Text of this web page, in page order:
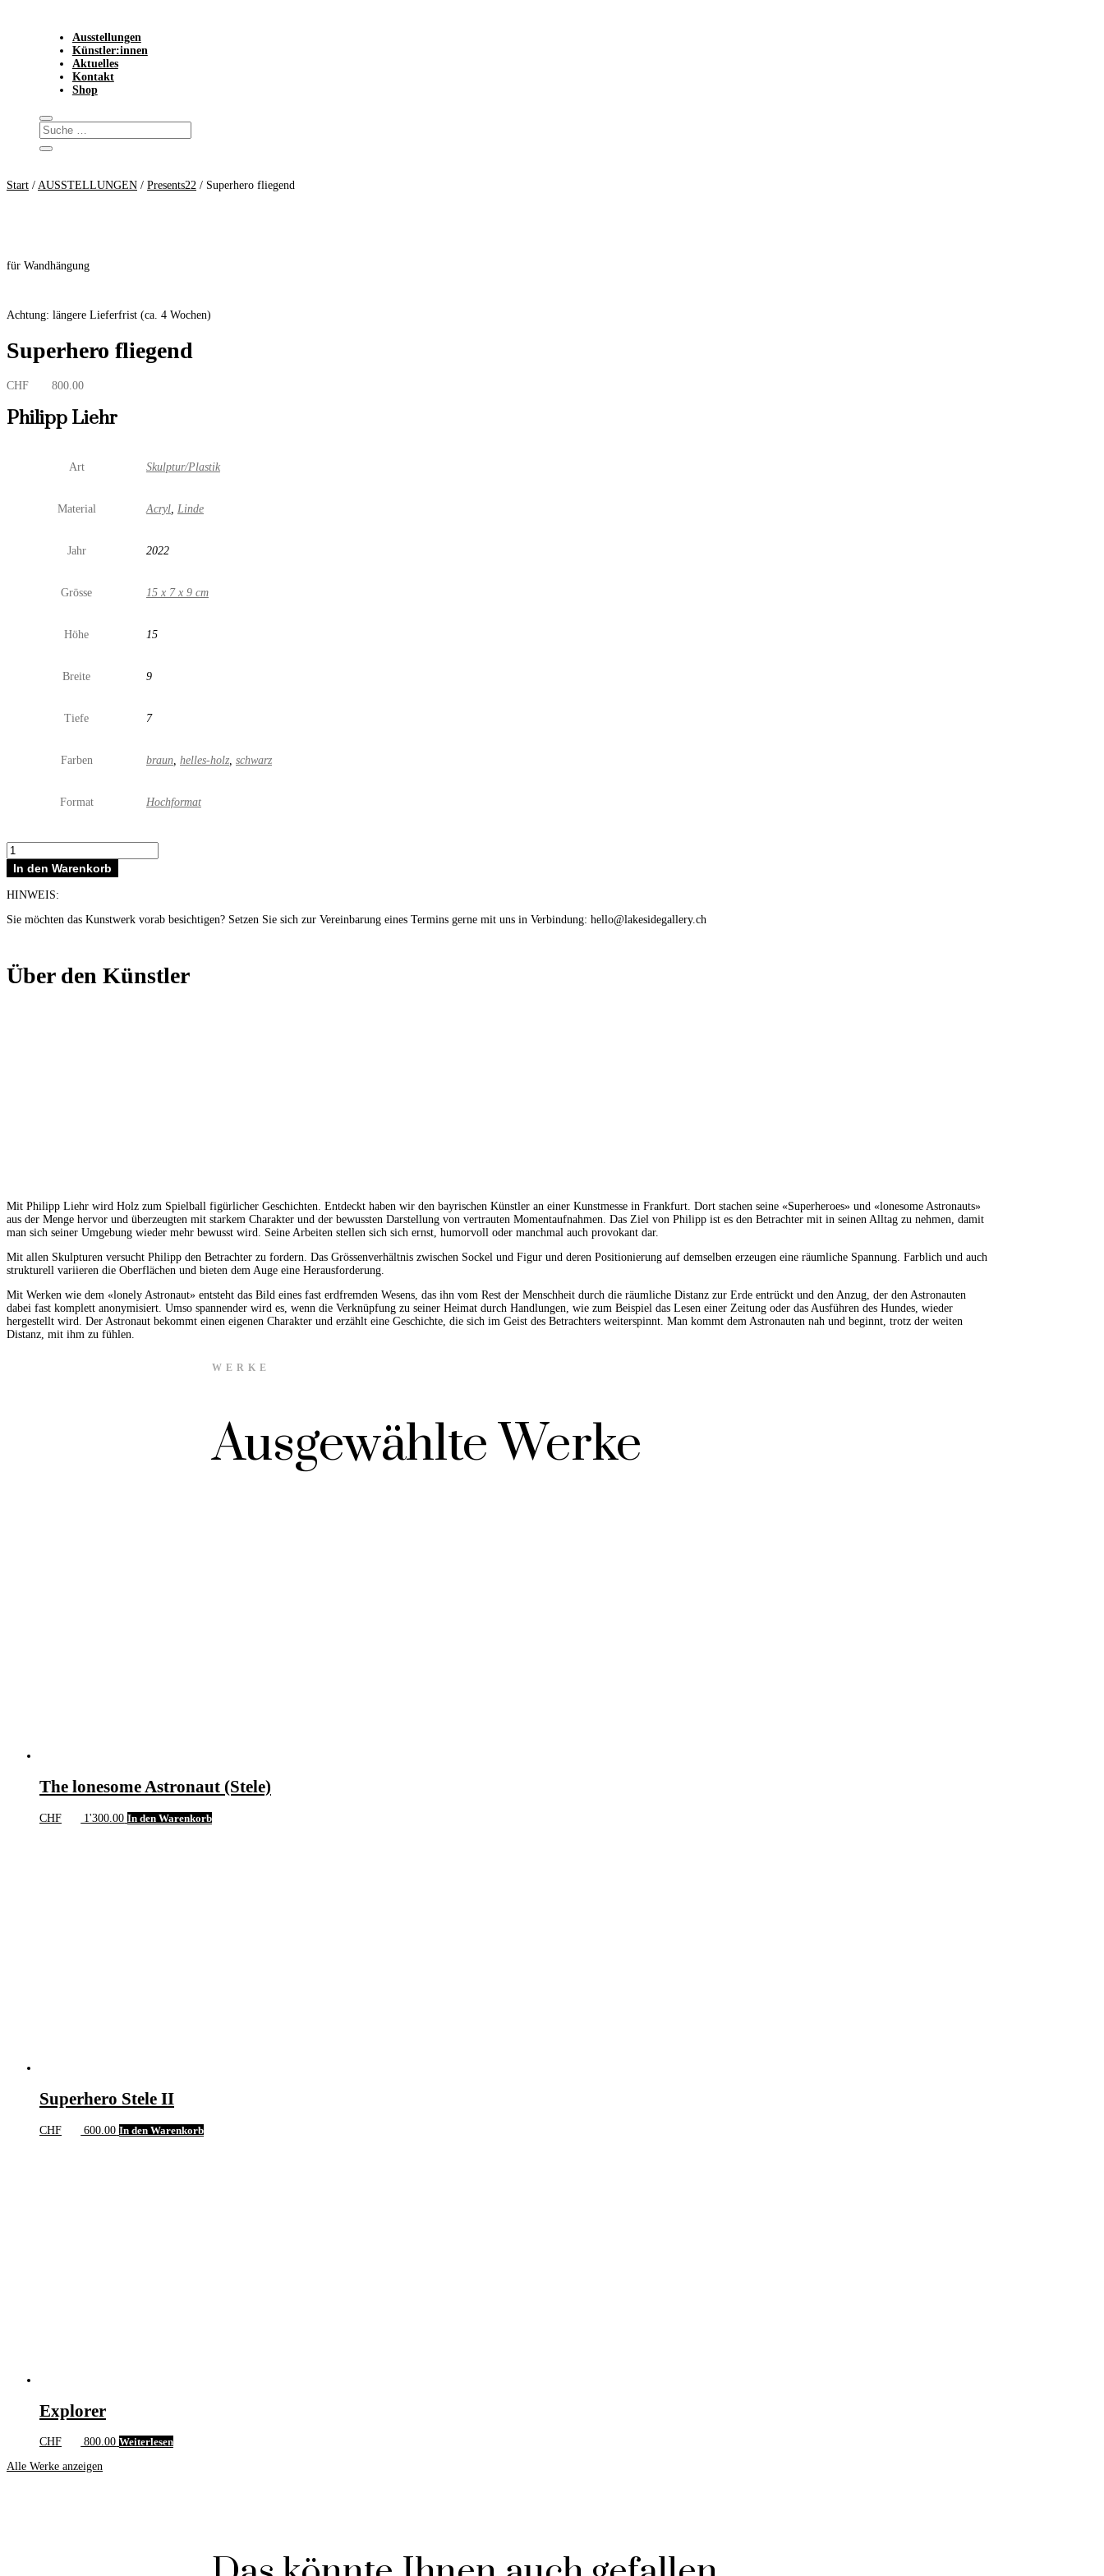
Ausstellungen
Künstler:innen
Aktuelles
Kontakt
Shop
Start / AUSSTELLUNGEN / Presents22 / Superhero fliegend
für Wandhängung
Achtung: längere Lieferfrist (ca. 4 Wochen)
Superhero fliegend
CHF 800.00
Philipp Liehr
Art Skulptur/Plastik
Material Acryl Linde
Jahr 2022
Grösse 15 x 7 x 9 cm
Höhe 15
Breite 9
Tiefe 7
Farben braun helles-holz schwarz
Format Hochformat
Superhero
fliegend
Menge
In den Warenkorb
HINWEIS:
Sie möchten das Kunstwerk vorab besichtigen? Setzen Sie sich zur Vereinbarung eines Termins gerne mit uns in Verbindung: hello@lakesidegallery.ch
Über den Künstler
Mit Philipp Liehr wird Holz zum Spielball figürlicher Geschichten. Entdeckt haben wir den bayrischen Künstler an einer Kunstmesse in Frankfurt. Dort stachen seine «Superheroes» und «lonesome Astronauts»
aus der Menge hervor und überzeugten mit starkem Charakter und der bewussten Darstellung von vertrauten Momentaufnahmen. Das Ziel von Philipp ist es den Betrachter mit in seinen Alltag zu nehmen, damit
man sich seiner Umgebung wieder mehr bewusst wird. Seine Arbeiten stellen sich sich ernst, humorvoll oder manchmal auch provokant dar.
Mit allen Skulpturen versucht Philipp den Betrachter zu fordern. Das Grössenverhältnis zwischen Sockel und Figur und deren Positionierung auf demselben erzeugen eine räumliche Spannung. Farblich und auch
strukturell variieren die Oberflächen und bieten dem Auge eine Herausforderung.
Mit Werken wie dem «lonely Astronaut» entsteht das Bild eines fast erdfremden Wesens, das ihn vom Rest der Menschheit durch die räumliche Distanz zur Erde entrückt und den Anzug, der den Astronauten
dabei fast komplett anonymisiert. Umso spannender wird es, wenn die Verknüpfung zu seiner Heimat durch Handlungen, wie zum Beispiel das Lesen einer Zeitung oder das Ausführen des Hundes, wieder
hergestellt wird. Der Astronaut bekommt einen eigenen Charakter und erzählt eine Geschichte, die sich im Geist des Betrachters weiterspinnt. Man kommt dem Astronauten nah und beginnt, trotz der weiten
Distanz, mit ihm zu fühlen.
WERKE
Ausgewählte Werke
The lonesome Astronaut (Stele)
CHF 1'300.00 In den Warenkorb
Superhero Stele II
CHF 600.00 In den Warenkorb
Explorer
CHF 800.00 Weiterlesen
Alle Werke anzeigen